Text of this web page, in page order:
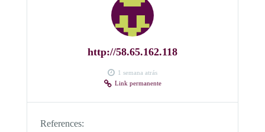
http://58.65.162.118
1 semana atrás
Link permanente
References: